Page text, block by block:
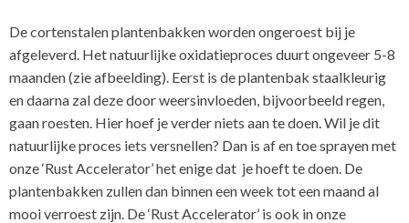
De cortenstalen plantenbakken worden ongeroest bij je
afgeleverd. Het natuurlijke oxidatieproces duurt ongeveer 5-8
maanden (zie afbeelding). Eerst is de plantenbak staalkleurig
en daarna zal deze door weersinvloeden, bijvoorbeeld regen,
gaan roesten. Hier hoef je verder niets aan te doen. Wil je dit
natuurlijke proces iets versnellen? Dan is af en toe sprayen met
onze ‘Rust Accelerator’ het enige dat je hoeft te doen. De
plantenbakken zullen dan binnen een week tot een maand al
mooi verroest zijn. De ‘Rust Accelerator’ is ook in onze